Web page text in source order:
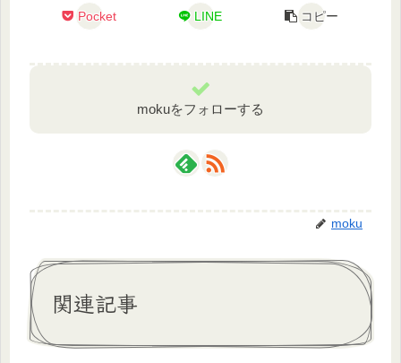
Pocket LINE コピー
mokuをフォローする
moku
関連記事